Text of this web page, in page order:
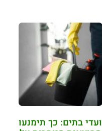
ועדי בתים: כך תימנעו